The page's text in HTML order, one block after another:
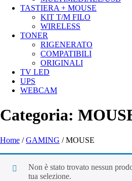
TASTIERA + MOUSE
KIT T/M FILO
WIRELESS
TONER
RIGENERATO
COMPATIBILI
ORIGINALI
TV LED
UPS
WEBCAM
Categoria:
Home /GAMING / MOUSE
Non è stato trovato nessun
tua selezione.